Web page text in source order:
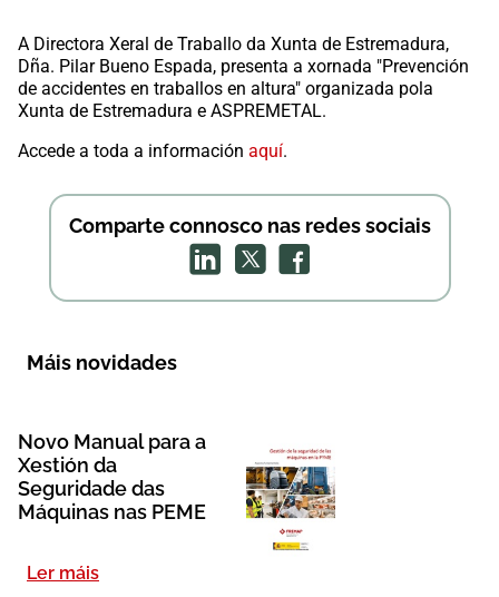
A Directora Xeral de Traballo da Xunta de Estremadura,
Dña. Pilar Bueno Espada, presenta a xornada "Prevención
de accidentes en traballos en altura" organizada pola
Xunta de Estremadura e ASPREMETAL.​​​
Accede a toda a información ​ aquí.
Comparte connosco nas redes sociais
Máis novidades
Novo Manual para a
Xestión da
Seguridade das
Máquinas nas PEME
Ler máis